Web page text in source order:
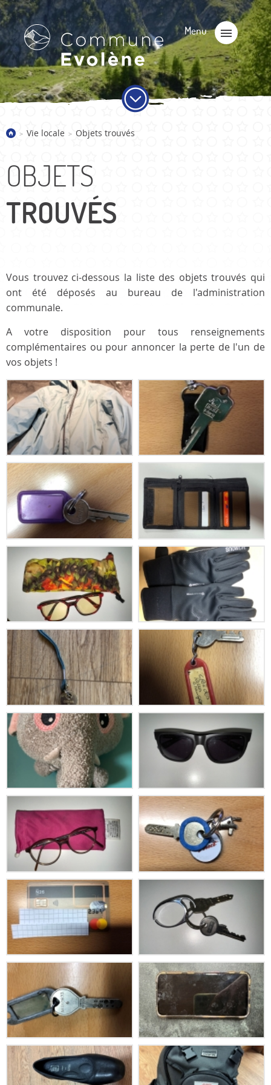
> Vie locale > Objets trouvés
OBJETS
TROUVÉS
Vous trouvez ci-dessous la liste des objets trouvés qui
ont été déposés au bureau de l'administration
communale.
A votre disposition pour tous renseignements
complémentaires ou pour annoncer la perte de l'un de
vos objets !